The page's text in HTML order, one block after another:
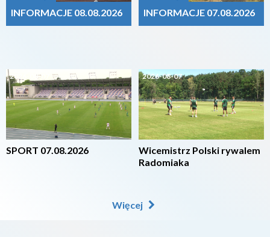
INFORMACJE 08.08.2026
2026-08-07
SPORT 07.08.2026
INFORMACJE 07.08.2026
2026-08-07
Wicemistrz Polski rywalem
Radomiaka
Więcej